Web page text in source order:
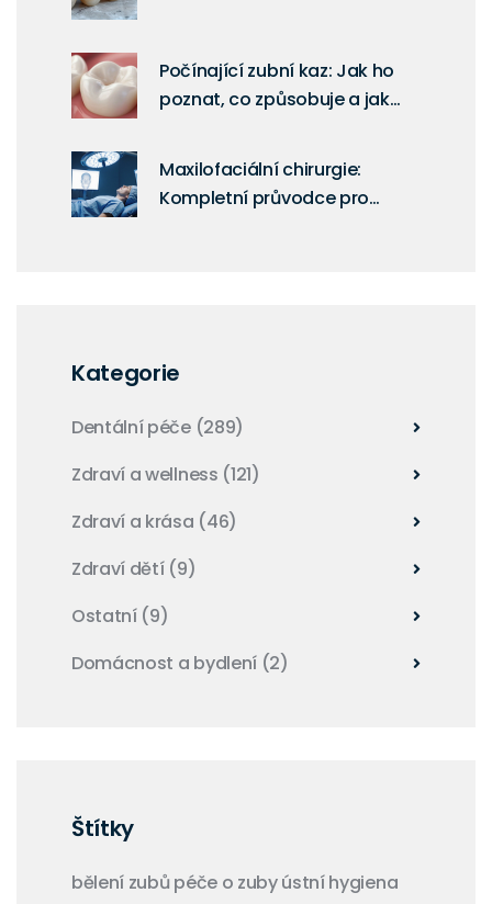
Počínající zubní kaz: Jak ho
poznat, co způsobuje a jak
Maxilofaciální chirurgie:
Kompletní průvodce pro
Kategorie
Dentální péče (289)
Zdraví a wellness (121)
Zdraví a krása (46)
Zdraví dětí (9)
Ostatní (9)
Domácnost a bydlení (2)
Štítky
bělení zubů péče o zubyústní hygiena